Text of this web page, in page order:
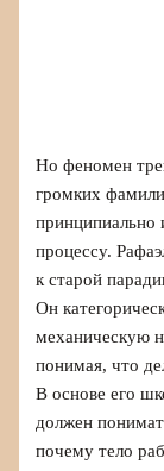
Но феномен
громких
принципиально
процессу.
к старой
Он
механическую
понимая, что
В основе его
должен
почему тело